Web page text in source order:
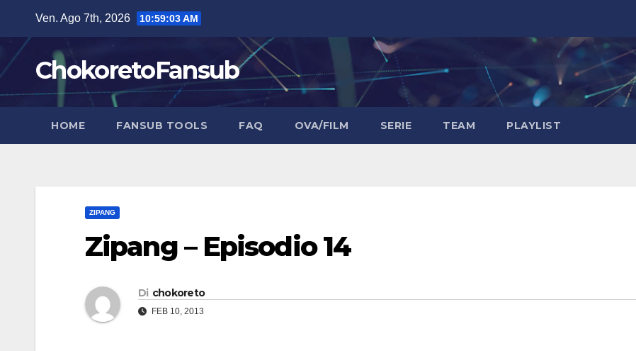
contenuto
Ven. Ago 7th, 2026 10:59:03 AM
ChokoretoFansub
HOME FANSUB TOOLS FAQ OVA/FILM SERIE TEAM PLAYLIST
ZIPANG
Zipang – Episodio 14
Di chokoreto
FEB 10, 2013